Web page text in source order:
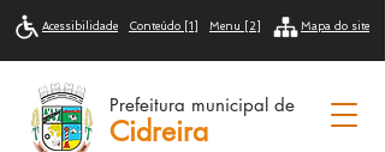
Acessibilidade Conteúdo [1] Menu [2] Mapa do site
Prefeitura municipal de
Cidreira